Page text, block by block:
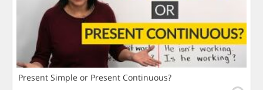
Present Simple or Present Continuous?